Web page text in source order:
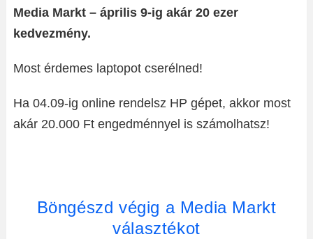
Media Markt – április 9-ig akár 20 ezer
kedvezmény.
Most érdemes laptopot cserélned!
Ha 04.09-ig online rendelsz HP gépet, akkor most
akár 20.000 Ft engedménnyel is számolhatsz!
Böngészd végig a Media Markt
választékot